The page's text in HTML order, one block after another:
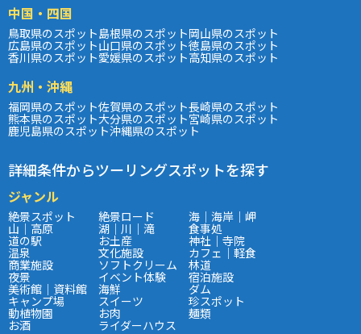
中国・四国
鳥取県のスポット島根県のスポット岡山県のスポット
広島県のスポット山口県のスポット徳島県のスポット
香川県のスポット愛媛県のスポット高知県のスポット
九州・沖縄
福岡県のスポット佐賀県のスポット長崎県のスポット
熊本県のスポット大分県のスポット宮崎県のスポット
鹿児島県のスポット沖縄県のスポット
詳細条件からツーリングスポットを探す
ジャンル
絶景スポット 絶景ロード 海｜海岸｜岬
山｜高原 湖｜川｜滝 食事処
道の駅 お土産 神社｜寺院
温泉 文化施設 カフェ｜軽食
商業施設 ソフトクリーム 林道
夜景 イベント体験 宿泊施設
美術館｜資料館 海鮮 ダム
キャンプ場 スイーツ 珍スポット
動植物園 お肉 麺類
お酒 ライダーハウス